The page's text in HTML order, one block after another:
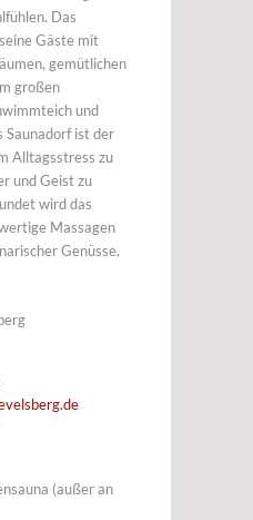
Das
Gäste mit
gemütlichen
großen
und
Saunadorf ist der
Alltagsstress zu
und Geist zu
wird das
Massagen
Genüsse.
(außer an